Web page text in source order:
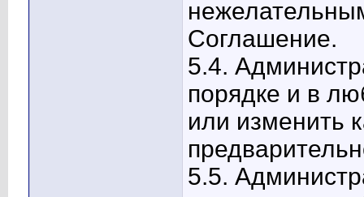
Соглашение.
5.4.
порядке и в
или изменить
5.5.